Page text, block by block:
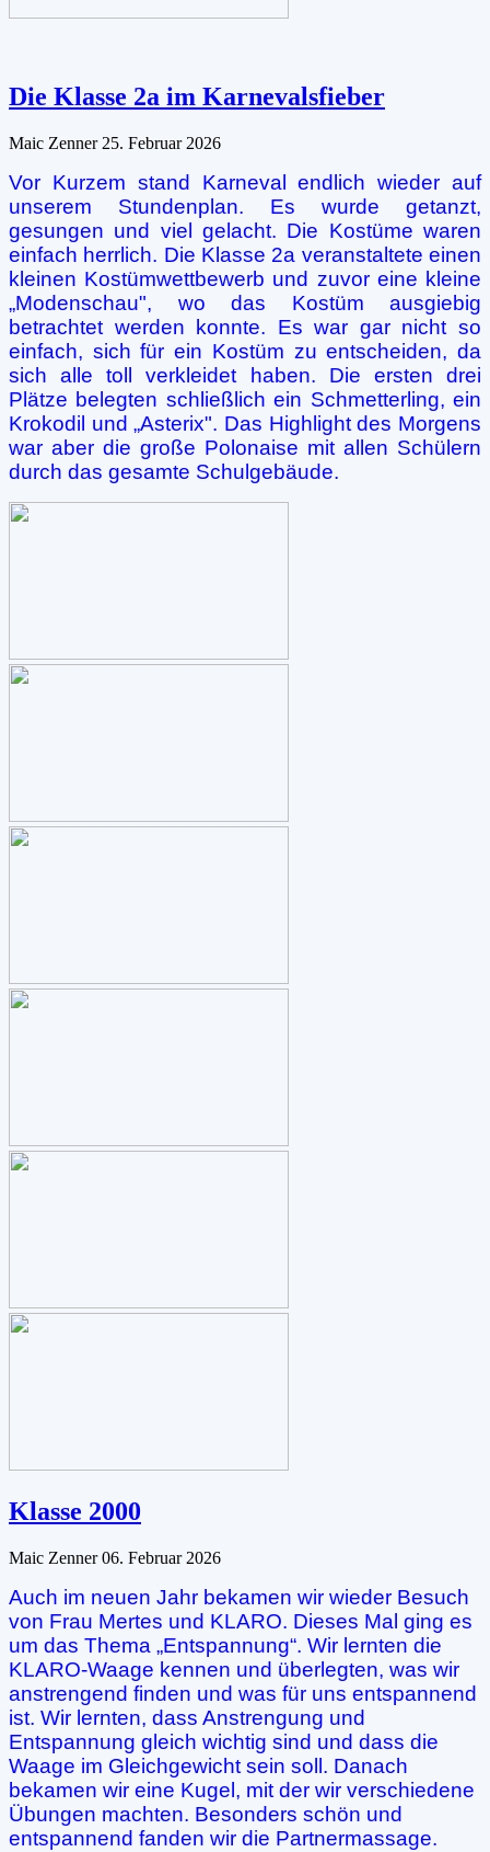
Die Klasse 2a im Karnevalsfieber
Maic Zenner 25. Februar 2026
Vor Kurzem stand Karneval endlich wieder auf
unserem Stundenplan. Es wurde getanzt,
gesungen und viel gelacht. Die Kostüme waren
einfach herrlich. Die Klasse 2a veranstaltete einen
kleinen Kostümwettbewerb und zuvor eine kleine
„Modenschau", wo das Kostüm ausgiebig
betrachtet werden konnte. Es war gar nicht so
einfach, sich für ein Kostüm zuentscheiden, da
sich alle toll verkleidet haben. Die ersten drei
Plätze belegten schließlich ein Schmetterling, ein
Krokodil und „Asterix". Das Highlight des Morgens
war aber die große Polonaise mit allen Schülern
durch das gesamte Schulgebäude.
Klasse 2000
Maic Zenner 06. Februar 2026
Auch im neuen Jahr bekamen wir wieder Besuch
von Frau Mertes und KLARO. Dieses Mal ging es
um das Thema „Entspannung“. Wir lernten die
KLARO-Waage kennen und überlegten, was wir
anstrengend finden und was für uns entspannend
ist. Wir lernten, dass Anstrengung und
Entspannung gleich wichtig sind und dass die
Waage im Gleichgewicht sein soll. Danach
bekamen wir eine Kugel, mit der wir verschiedene
Übungen machten. Besonders schön und
entspannend fanden wir die Partnermassage.